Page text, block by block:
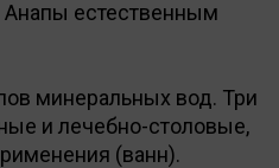
Анапы естественным
минеральных вод. Три
и лечебно-столовые,
(ванн).